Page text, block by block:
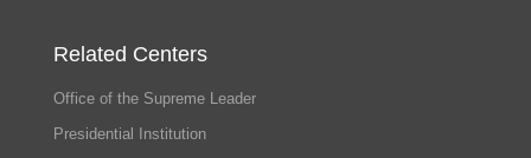
Related Centers
Office of the Supreme Leader
Presidential Institution